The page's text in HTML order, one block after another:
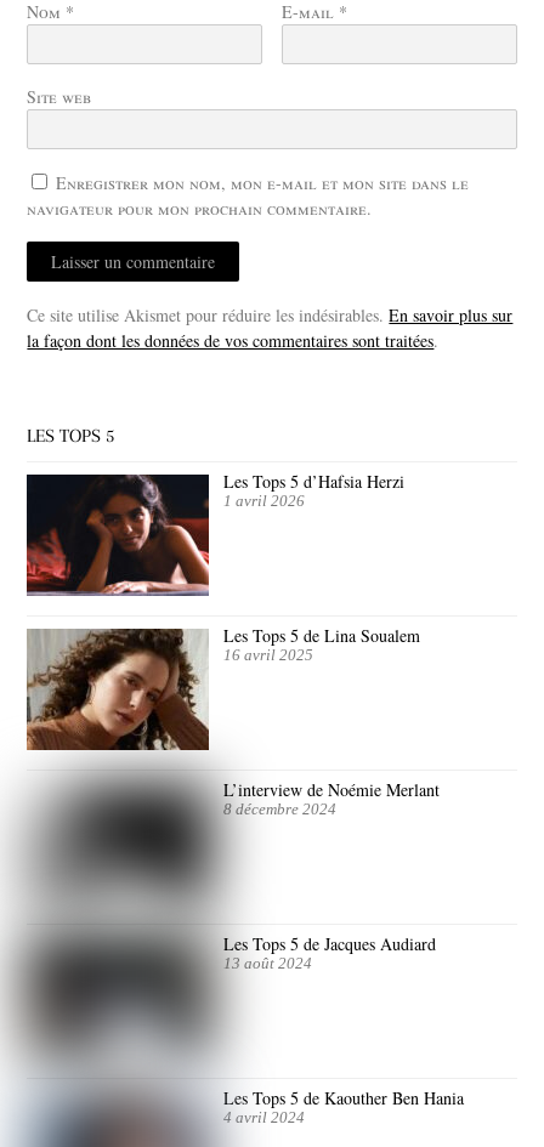
Nom * E-mail *
Site web
Enregistrer mon nom, mon e-mail et mon site dans le
navigateur pour mon prochain commentaire.
Ce site utilise Akismet pour réduire les indésirables.En savoir plus sur
la façon dont les données de vos commentaires sont traitées.
LES TOPS 5
Les Tops 5 d’Hafsia Herzi
1 avril 2026
Les Tops 5 de Lina Soualem
16 avril 2025
L’interview de Noémie Merlant
8 décembre 2024
Les Tops 5 de Jacques Audiard
13 août 2024
Les Tops 5 de Kaouther Ben Hania
4 avril 2024